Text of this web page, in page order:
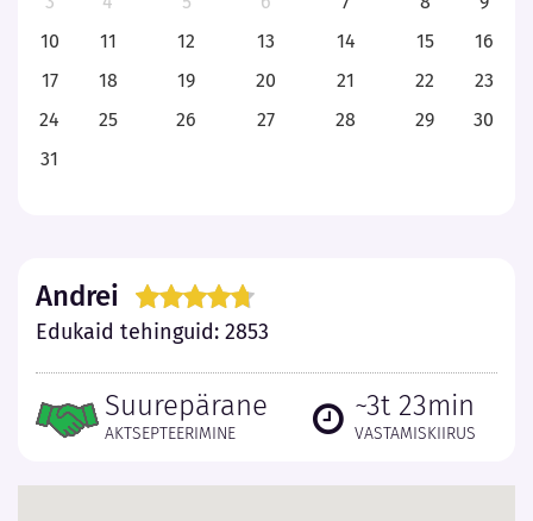
Andrei
Edukaid tehinguid: 2853
Suurepärane
AKTSEPTEERIMINE
~3t 23min
VASTAMISKIIRUS
10
11 12 13 14 15
16
17
18 19 20 21 22
23
24
25 26 27 28 29
30
31